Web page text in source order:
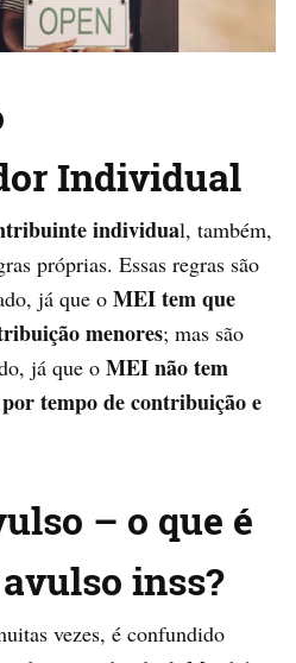
Individual
individual, também,
próprias. Essas regras são
já que o MEI tem que
menores; mas são
já que o MEI não tem
tempo de contribuição e
– o que é
inss?
vezes, é confundido